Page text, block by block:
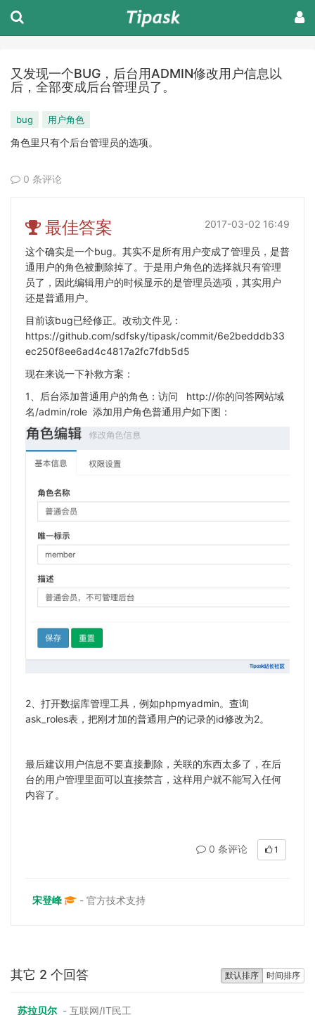
又发现一个BUG，后台用ADMIN修改用户信息以
后，全部变成后台管理员了。
bug 用户角色
角色里只有个后台管理员的选项。
0 条评论
最佳答案 2017-03-02 16:49
这个确实是一个bug。其实不是所有用户变成了管理员，是普
通用户的角色被删除掉了。于是用户角色的选择就只有管理
员了，因此编辑用户的时候显示的是管理员选项，其实用户
还是普通用户。
目前该bug已经修正。改动文件见：
https://github.com/sdfsky/tipask/commit/6e2bedddb33
ec250f8ee6ad4c4817a2fc7fdb5d5
现在来说一下补救方案：
1、后台添加普通用户的角色：访问 http://你的问答网站域
名/admin/role 添加用户角色普通用户如下图：
2、打开数据库管理工具，例如phpmyadmin。查询
ask_roles表，把刚才加的普通用户的记录的id修改为2。
最后建议用户信息不要直接删除，关联的东西太多了，在后
台的用户管理里面可以直接禁言，这样用户就不能写入任何
内容了。
0 条评论 1
宋登峰 - 官方技术支持
默认排序 时间排序
其它 2 个回答
苏拉贝尔 - 互联网/IT民工